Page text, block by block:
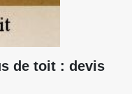
de toit : devis